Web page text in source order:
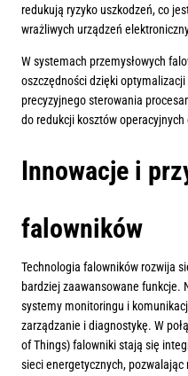
redukują ryzyko uszkodzeń, co
wrażliwych urządzeń
W systemach przemysłowych
oszczędności dzięki
precyzyjnego sterowania
do redukcji kosztów
Innowacje i
falowników
Technologia falowników rozwija
bardziej zaawansowane funkcje.
systemy monitoringu i
zarządzanie i diagnostykę. W
of Things) falowniki stają się
sieci energetycznych,